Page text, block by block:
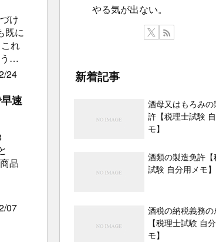
け
既に
れ
と
24
速
品
07
やる気が出ない。
新着記事
酒母又はもろみ
許【税理士試験
モ】
酒類の製造免許
試験 自分用メモ】
酒税の納税義務の
【税理士試験 自
モ】